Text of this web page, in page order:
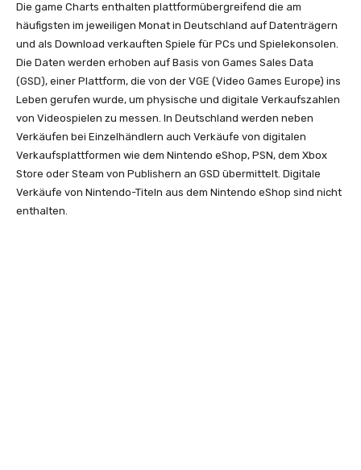
Die game Charts enthalten plattformübergreifend die am
häufigsten im jeweiligen Monat in Deutschland auf Datenträgern
und als Download verkauften Spiele für PCs und Spielekonsolen.
Die Daten werden erhoben auf Basis von Games Sales Data
(GSD), einer Plattform, die von der VGE (Video Games Europe) ins
Leben gerufen wurde, um physische und digitale Verkaufszahlen
von Videospielen zu messen. In Deutschland werden neben
Verkäufen bei Einzelhändlern auch Verkäufe von digitalen
Verkaufsplattformen wie dem Nintendo eShop, PSN, dem Xbox
Store oder Steam von Publishern an GSD übermittelt. Digitale
Verkäufe von Nintendo-Titeln aus dem Nintendo eShop sind nicht
enthalten.